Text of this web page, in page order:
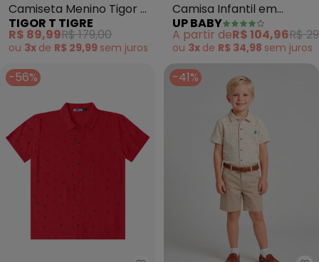
Camiseta Menino Tigor T.
Tigre (Branco)
TIGOR T TIGRE
R$ 89,99R$ 179,00
ou 3x de R$ 29,99 sem juros
Camisa Infantil em
Algodão e Linho (Branco)
UP BABY
A partir deR$ 104,96R$
ou 3x de R$ 34,98 sem juros
-56% -41%